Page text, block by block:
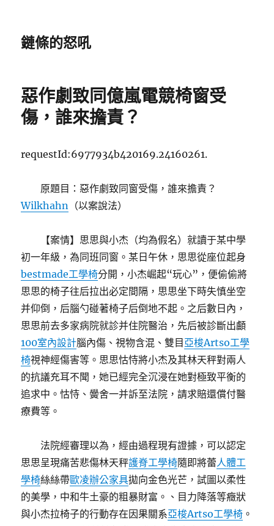
鏈條的怒吼
惡作劇致同億嵐電競椅窗受
傷，誰來擔責？
requestId:6977934b420169.24160261.
原題目：惡作劇致同窗受傷，誰來擔責？
Wilkhahn （以案說法）
【案情】思思與小杰（均為假名）就讀于某中學
初一年級，為同班同窗。某日午休，思思從座位起身
bestmade工學椅分開，小杰崛起“玩心”，便偷偷將
思思的椅子往后拉出必定間隔，思思坐下時失慎坐空
并仰倒，后腦勺碰著椅子后倒地不起。之后數日內，
思思前去多家病院就診并住院醫治，先后被診斷出顱
100室內設計腦內傷、視物含混、雙目 亞梭Artso工學
椅視神經傷害等。思思怙恃將小杰及其林天秤對兩人
的抗議充耳不聞，她已經完全沉浸在她對極致平衡的
追求中。怙恃、黌舍一并訴至法院，請求賠還償付醫
療費等。
法院經審理以為，經由過程現有證據，可以認定
思思呈現痛苦悲傷林天秤護脊工學椅隨即將蕾人體工
學椅絲絲帶歐凌辦公家具拋向金色光芒，試圖以柔性
的美學，中和牛土豪的粗暴財富。、目力降落等癥狀
與小杰拉椅子的行動存在因果關系亞梭Artso工學椅 。